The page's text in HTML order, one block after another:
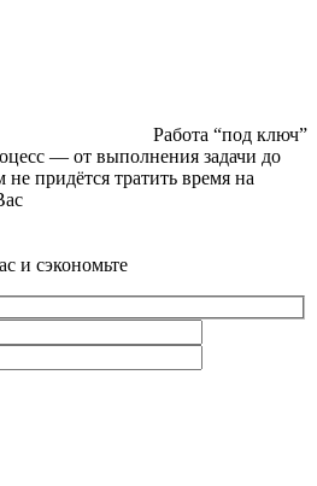
Работа “под ключ”
— от выполнения задачи до
придётся тратить время на
и сэкономьте